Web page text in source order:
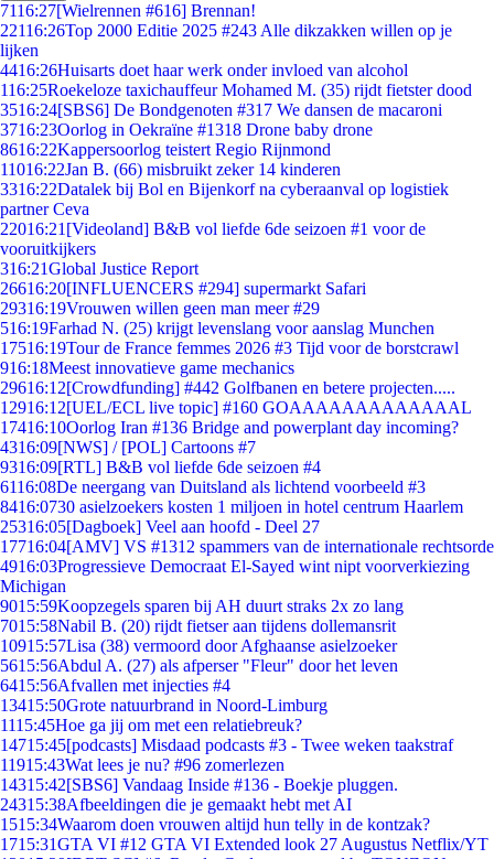
7116:27[Wielrennen #616] Brennan!
22116:26Top 2000 Editie 2025 #243 Alle dikzakken willen op je
lijken
4416:26Huisarts doet haar werk onder invloed van alcohol
116:25Roekeloze taxichauffeur Mohamed M. (35) rijdt fietster dood
3516:24[SBS6] De Bondgenoten #317 We dansen de macaroni
3716:23Oorlog in Oekraïne #1318 Drone baby drone
8616:22Kappersoorlog teistert Regio Rijnmond
11016:22Jan B. (66) misbruikt zeker 14 kinderen
3316:22Datalek bij Bol en Bijenkorf na cyberaanval op logistiek
partner Ceva
22016:21 [Videoland] B&B vol liefde 6de seizoen #1 voor de
vooruitkijkers
316:21Global Justice Report
26616:20[INFLUENCERS #294] supermarkt Safari
29316:19Vrouwen willen geen man meer #29
516:19Farhad N. (25) krijgt levenslang voor aanslag Munchen
17516:19Tour de France femmes 2026 #3 Tijd voor de borstcrawl
916:18Meest innovatieve game mechanics
29616:12[Crowdfunding] #442 Golfbanen en betere projecten.....
12916:12[UEL/ECL live topic] #160 GOAAAAAAAAAAAAAL
17416:10Oorlog Iran #136 Bridge and powerplant day incoming?
4316:09[NWS] / [POL] Cartoons #7
9316:09[RTL] B&B vol liefde 6de seizoen #4
6116:08De neergang van Duitsland als lichtend voorbeeld #3
8416:0730 asielzoekers kosten 1 miljoen in hotel centrum Haarlem
25316:05[Dagboek] Veel aan hoofd - Deel 27
17716:04[AMV] VS #1312 spammers van de internationale rechtsorde
4916:03Progressieve Democraat El-Sayed wint nipt voorverkiezing
Michigan
9015:59Koopzegels sparen bij AH duurt straks 2x zo lang
7015:58Nabil B. (20) rijdt fietser aan tijdens dollemansrit
10915:57Lisa (38) vermoord door Afghaanse asielzoeker
5615:56Abdul A. (27) als afperser "Fleur" door het leven
6415:56Afvallen met injecties #4
13415:50Grote natuurbrand in Noord-Limburg
1115:45Hoe ga jij om met een relatiebreuk?
14715:45[podcasts] Misdaad podcasts #3 - Twee weken taakstraf
11915:43Wat lees je nu? #96 zomerlezen
14315:42[SBS6] Vandaag Inside #136 - Boekje pluggen.
24315:38Afbeeldingen die je gemaakt hebt met AI
1515:34Waarom doen vrouwen altijd hun telly in de kontzak?
1715:31GTA VI #12 GTA VI Extended look 27 Augustus Netflix/YT